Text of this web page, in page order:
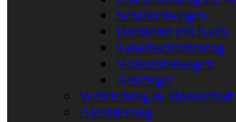
Schlauchwagen
Drehleiter mit Korb
Tanklöschfahrzeug
Vorausrüstwagen
Anhänger
Wehrleitung & Mannschaft
Alarmierung